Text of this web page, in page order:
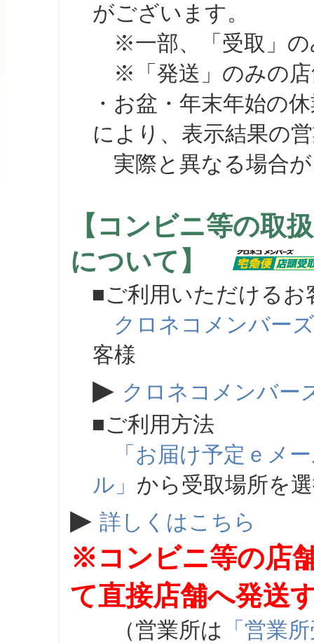
がございます。
※一部、「受取」の
※「発送」のみの店
・お盆・年末年始の
により、表示結果の
実際と異なる場合が
【コンビニ等の取
について】
■ご利用いただけるお
クロネコメンバーズ
客様
▶ クロネコメンバー
■ご利用方法
「お届け予定ｅメ
ル」 から受取場所を
▶ 詳しくはこちら
※コンビニ等の店
て直接店舗へ発送
（営業所は 「営業